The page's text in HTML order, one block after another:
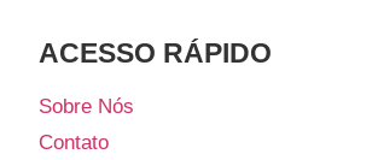
ACESSO RÁPIDO​
Sobre Nós
Contato